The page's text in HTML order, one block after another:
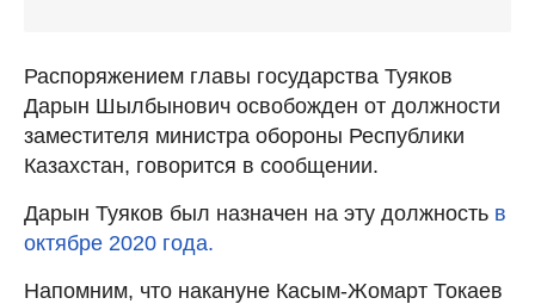
Распоряжением главы государства Туяков
Дарын Шылбынович освобожден от должности
заместителя министра обороны Республики
Казахстан, говорится в сообщении.
Дарын Туяков был назначен на эту должность в
октябре 2020 года.
Напомним, что накануне Касым-Жомарт Токаев